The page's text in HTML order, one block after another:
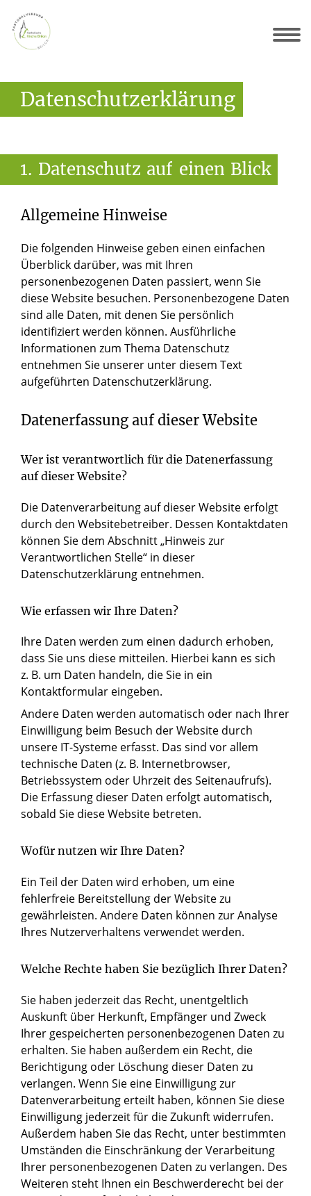
Datenschutzerklärung
1. Datenschutz auf einen Blick
Allgemeine Hinweise
Die folgenden Hinweise geben einen einfachen
Überblick darüber, was mit Ihren
personenbezogenen Daten passiert, wenn Sie
diese Website besuchen. Personenbezogene Daten
sind alle Daten, mit denen Sie persönlich
identifiziert werden können. Ausführliche
Informationen zum Thema Datenschutz
entnehmen Sie unserer unter diesem Text
aufgeführten Datenschutzerklärung.
Datenerfassung auf dieser Website
Wer ist verantwortlich für die Datenerfassung
auf dieser Website?
Die Datenverarbeitung auf dieser Website erfolgt
durch den Websitebetreiber. Dessen Kontaktdaten
können Sie dem Abschnitt „Hinweis zur
Verantwortlichen Stelle“ in dieser
Datenschutzerklärung entnehmen.
Wie erfassen wir Ihre Daten?
Ihre Daten werden zum einen dadurch erhoben,
dass Sie uns diese mitteilen. Hierbei kann es sich
z. B. um Daten handeln, die Sie in ein
Kontaktformular eingeben.
Andere Daten werden automatisch oder nach Ihrer
Einwilligung beim Besuch der Website durch
unsere IT-Systeme erfasst. Das sind vor allem
technische Daten (z. B. Internetbrowser,
Betriebssystem oder Uhrzeit des Seitenaufrufs).
Die Erfassung dieser Daten erfolgt automatisch,
sobald Sie diese Website betreten.
Wofür nutzen wir Ihre Daten?
Ein Teil der Daten wird erhoben, um eine
fehlerfreie Bereitstellung der Website zu
gewährleisten. Andere Daten können zur Analyse
Ihres Nutzerverhaltens verwendet werden.
Welche Rechte haben Sie bezüglich Ihrer Daten?
Sie haben jederzeit das Recht, unentgeltlich
Auskunft über Herkunft, Empfänger und Zweck
Ihrer gespeicherten personenbezogenen Daten zu
erhalten. Sie haben außerdem ein Recht, die
Berichtigung oder Löschung dieser Daten zu
verlangen. Wenn Sie eine Einwilligung zur
Datenverarbeitung erteilt haben, können Sie diese
Einwilligung jederzeit für die Zukunft widerrufen.
Außerdem haben Sie das Recht, unter bestimmten
Umständen die Einschränkung der Verarbeitung
Ihrer personenbezogenen Daten zu verlangen. Des
Weiteren steht Ihnen ein Beschwerderecht bei der